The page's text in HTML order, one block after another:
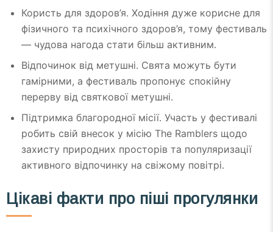
Користь для здоров’я. Ходіння дуже корисне для
фізичного та психічного здоров’я, тому фестиваль
— чудова нагода стати більш активним.
Відпочинок від метушні. Свята можуть бути
гамірними, а фестиваль пропонує спокійну
перерву від святкової метушні.
Підтримка благородної місії. Участь у фестивалі
робить свій внесок у місію The Ramblers щодо
захисту природних просторів та популяризації
активного відпочинку на свіжому повітрі.
Цікаві факти про піші прогулянки